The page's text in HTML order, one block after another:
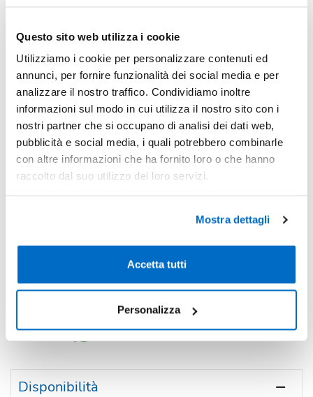
Questo sito web utilizza i cookie
Utilizziamo i cookie per personalizzare contenuti ed
annunci, per fornire funzionalità dei social media e per
analizzare il nostro traffico. Condividiamo inoltre
informazioni sul modo in cui utilizza il nostro sito con i
nostri partner che si occupano di analisi dei dati web,
pubblicità e social media, i quali potrebbero combinarle
con altre informazioni che ha fornito loro o che hanno
raccolto dal suo utilizzo dei loro servizi.
Mostra dettagli
Accetta tutti
Personalizza
Sconti per quantità
Pezzi 10 - € 39,58
Pezzi 20 -3% € 38,59
Pezzi 50 -11% € 35,13
Pezzi 100 -16% € 33,15
Quantità consigliata
IVA incl.
Condividi
Disponibilità